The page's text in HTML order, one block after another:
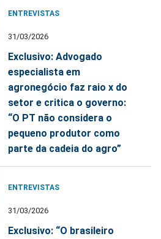
ENTREVISTAS
31/03/2026
Exclusivo: Advogado
especialista em
agronegócio faz raio x do
setor e critica o governo:
“O PT não considera o
pequeno produtor como
parte da cadeia do agro”
ENTREVISTAS
31/03/2026
Exclusivo: “O brasileiro